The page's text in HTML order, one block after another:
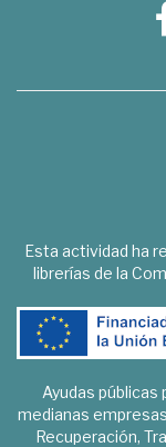
Esta actividad ha
librerías de la
Ayudas públicas
medianas
Recuperación,